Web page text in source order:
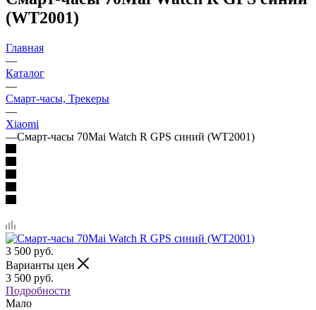
(WT2001)
Главная
—
Каталог
—
Смарт-часы, Трекеры
—
Xiaomi
—Смарт-часы 70Mai Watch R GPS синий (WT2001)
3 500 руб.
Варианты цен
3 500 руб.
Подробности
Мало